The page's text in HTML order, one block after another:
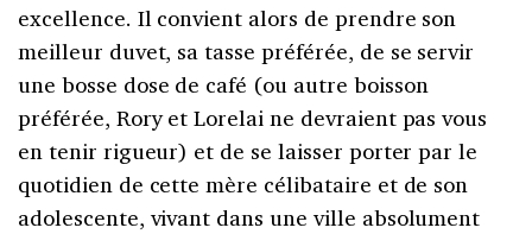
excellence. Il convient alors de prendre son
meilleur duvet, sa tasse préférée, de se servir
une bosse dose de café (ou autre boisson
préférée, Rory et Lorelai ne devraient pas vous
en tenir rigueur) et de se laisser porter par le
quotidien de cette mère célibataire et de son
adolescente, vivant dans une ville absolument